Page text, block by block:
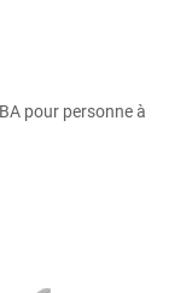
pour personne à